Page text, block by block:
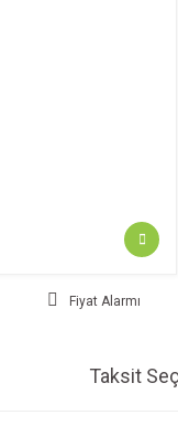
Fiyat Alarmı
Taksit